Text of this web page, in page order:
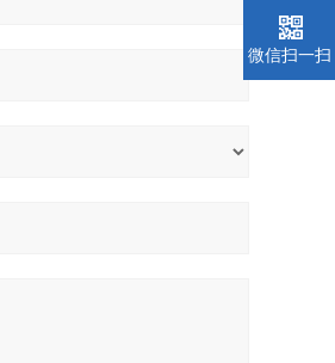
微信扫一扫